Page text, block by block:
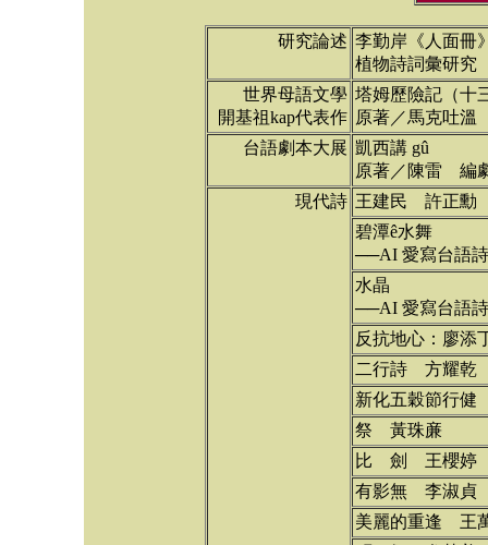
研究論述 李勤岸《人面冊
植物詩詞彙研究
世界母語文學
開基祖kap代表作
塔姆歷險記（十
原著／馬克吐
台語劇本大展 凱西講 gû
原著／陳雷 編
現代詩 王建民 許正勳
碧潭ê水舞
──AI 愛寫台語
水晶
──AI 愛寫台語
反抗地心：廖
二行詩 方耀乾
新化五穀節行
祭 黃珠亷
比 劍 王櫻婷
有影無 李淑貞
美麗的重逢 王